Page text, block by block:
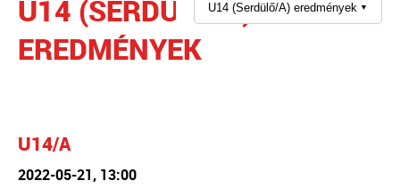
U14 (SERDÜLŐ/A)
EREDMÉNYEK
U14 (Serdülő/A) eredmények ▼
U14/A
2022-05-21, 13:00